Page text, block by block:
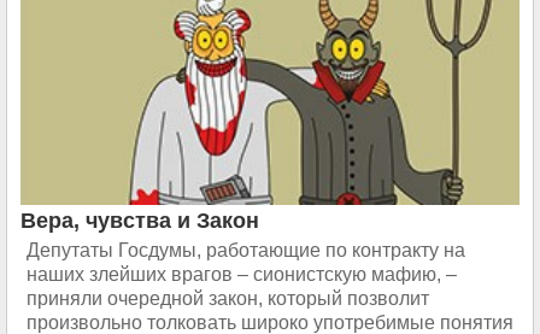
Вера, чувства и Закон
Депутаты Госдумы, работающие по контракту на
наших злейших врагов – сионистскую мафию, –
приняли очередной закон, который позволит
произвольно толковать широко употребимые понятия